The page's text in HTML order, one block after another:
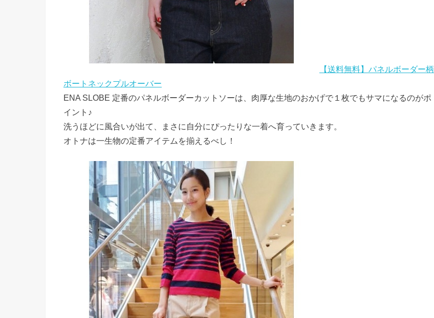
【送料無料】パネルボーダー柄
ボートネックプルオーバー
ENA SLOBE 定番のパネルボーダーカットソーは、肉厚な生地のおかげで１枚でもサマになるのがポ
イント♪
洗うほどに風合いが出て、まさに自分にぴったりな一着へ育っていきます。
オトナは一生物の定番アイテムを揃えるべし！